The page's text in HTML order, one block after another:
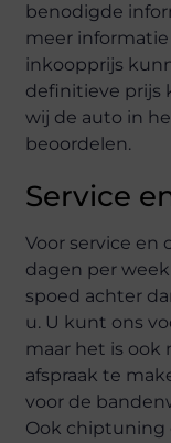
benodigde
meer
inkoopprijs
definitieve prijs
wij de auto in
beoordelen.
Service
Voor service
dagen per
spoed achter
u. U kunt ons
maar het is ook
afspraak te
voor de
Ook chiptuning